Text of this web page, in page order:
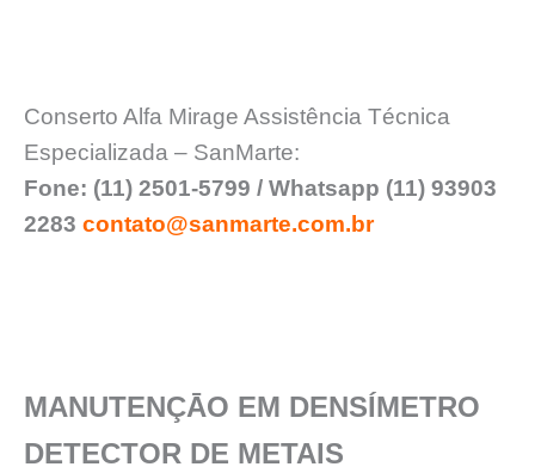
Conserto Alfa Mirage Assistência Técnica
Especializada – SanMarte:
Fone: (11) 2501-5799 / Whatsapp (11) 93903
2283 contato@sanmarte.com.br
MANUTENÇĀO EM DENSÍMETRO
DETECTOR DE METAIS